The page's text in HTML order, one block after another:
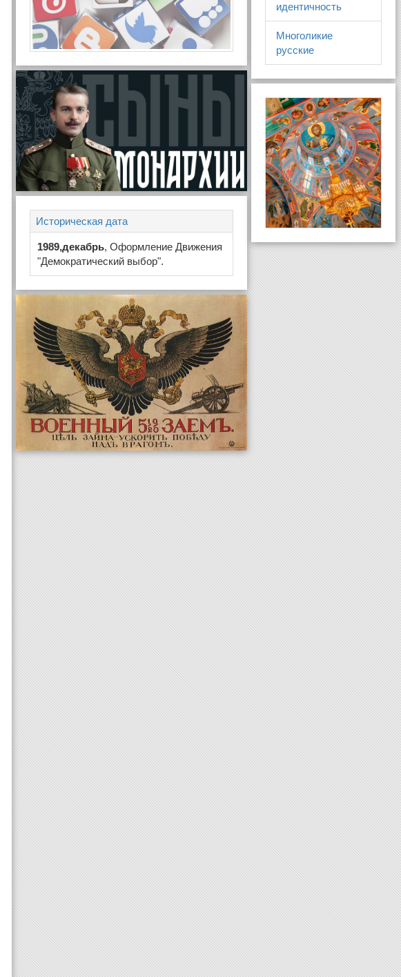
Историческая дата
1989,декабрь, Оформление Движения
"Демократический выбор".
идентичность
Многоликие
русские